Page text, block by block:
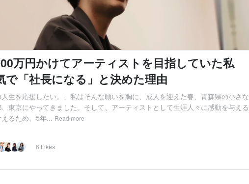
万円かけてアーティストを目指していた私
で「社長になる」と決めた理由
人生を応援したい。」私はそんな願いを胸に、成人を迎えた春、青森県の小さな
東京にやってきました。そして、アーティストとして生涯人々に感動を与える
るため、5年... Read more
6 Likes